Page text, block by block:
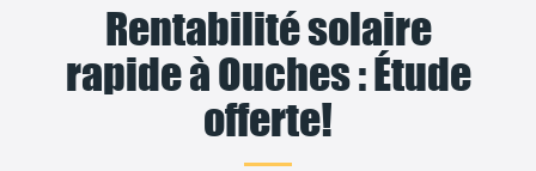
Rentabilité solaire
rapide à Ouches : Étude
offerte!